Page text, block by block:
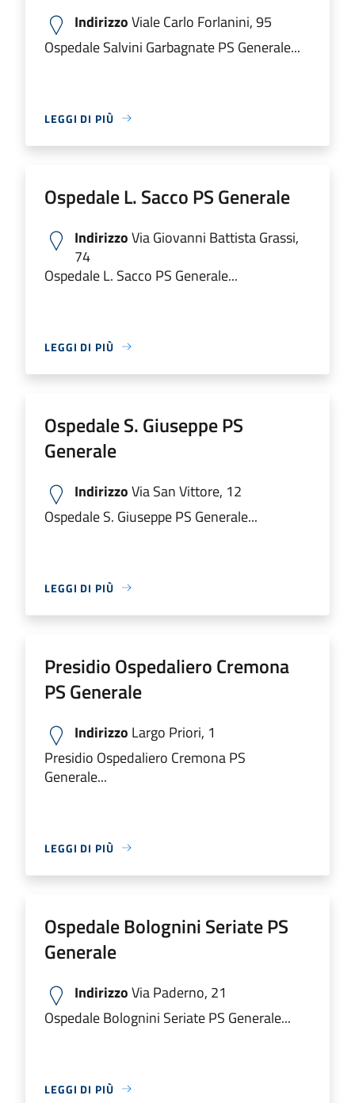
IndirizzoViale Carlo Forlanini, 95
Ospedale Salvini Garbagnate PS Generale...
LEGGI DI PIÙ
Ospedale L. Sacco PS Generale
IndirizzoVia Giovanni Battista Grassi,
74
Ospedale L. Sacco PS Generale...
LEGGI DI PIÙ
Ospedale S. Giuseppe PS
Generale
IndirizzoVia San Vittore, 12
Ospedale S. Giuseppe PS Generale...
LEGGI DI PIÙ
Presidio Ospedaliero Cremona
PS Generale
Indirizzo Largo Priori, 1
Presidio Ospedaliero Cremona PS
Generale...
LEGGI DI PIÙ
Ospedale Bolognini Seriate PS
Generale
IndirizzoVia Paderno, 21
Ospedale Bolognini Seriate PS Generale...
LEGGI DI PIÙ